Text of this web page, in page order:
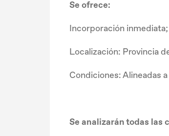
Se ofrece:
Incorporación inmediata;
Localización: Provincia
Condiciones: Alineadas
Se analizarán todas las